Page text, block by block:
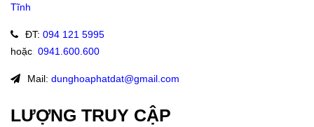
Tĩnh
ĐT: 094 121 5995
hoặc: 0941.600.600
Mail: dunghoaphatdat@gmail.com
LƯỢNG TRUY CẬP